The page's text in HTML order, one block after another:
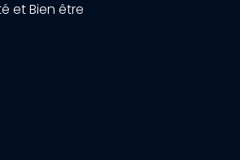
et Bien être